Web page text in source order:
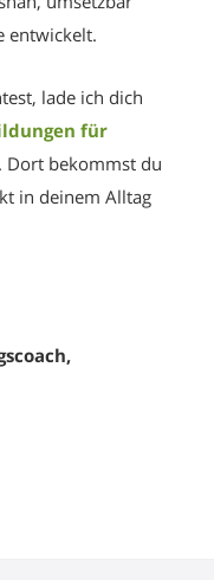
entwickelt.
lade ich dich
für
Dort bekommst du
in deinem Alltag